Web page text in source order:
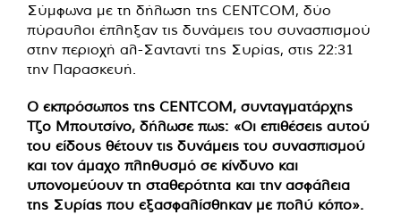
Σύμφωνα με τη δήλωση της CENTCOM, δύο
πύραυλοι έπληξαν τις δυνάμεις του συνασπισμού
στην περιοχή αλ-Σανταντί της Συρίας, στις 22:31
την Παρασκευή.
Ο εκπρόσωπος της CENTCOM, συνταγματάρχης
Τζο Μπουτσίνο, δήλωσε πως: «Οι επιθέσεις αυτού
του είδους θέτουν τις δυνάμεις του συνασπισμού
και τον άμαχο πληθυσμό σε κίνδυνο και
υπονομεύουν τη σταθερότητα και την ασφάλεια
της Συρίας που εξασφαλίσθηκαν με πολύ κόπο».